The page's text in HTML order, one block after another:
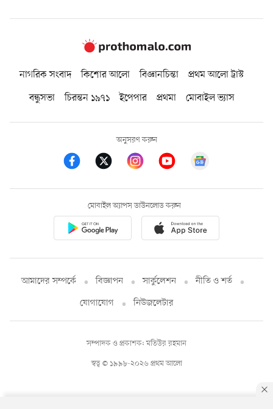
নাগরিক সংবাদ কিশোর আলো বিজ্ঞানচিন্তা
প্রথম আলো ট্রাস্ট
বন্ধুসভা
চিরন্তন ১৯৭১ ইপেপার প্রথমা মোবাইল ভ্যাস
অনুসরণ করুন
মোবাইল অ্যাপস ডাউনলোড করুন
আমাদের সম্পর্কে বিজ্ঞাপন সার্কুলেশন
নীতি ও শর্ত
যোগাযোগ
নিউজলেটার
স্বত্ব © ১৯৯৮-২০২৬ প্রথম আলো
সম্পাদক ও প্রকাশক: মতিউর রহমান